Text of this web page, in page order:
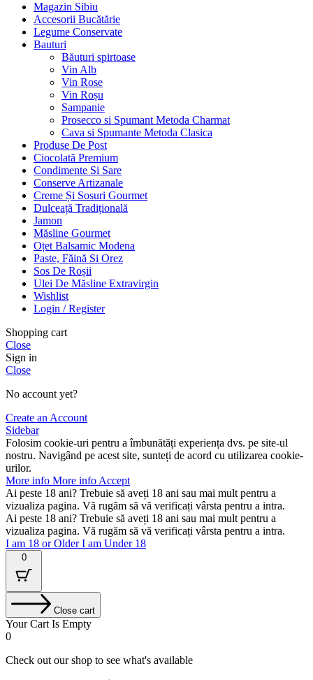
Magazin Sibiu
Accesorii Bucătărie
Legume Conservate
Bauturi
Băuturi spirtoase
Vin Alb
Vin Rose
Vin Roșu
Sampanie
Prosecco si Spumant Metoda Charmat
Cava si Spumante Metoda Clasica
Produse De Post
Ciocolată Premium
Condimente Si Sare
Conserve Artizanale
Creme Și Sosuri Gourmet
Dulceață Tradițională
Jamon
Măsline Gourmet
Oțet Balsamic Modena
Paste, Făină Si Orez
Sos De Roșii
Ulei De Măsline Extravirgin
Wishlist
Login / Register
Shopping cart
Close
Sign in
Close
No account yet?
Create an Account
Sidebar
Folosim cookie-uri pentru a îmbunătăți experiența dvs. pe site-ul
nostru. Navigând pe acest site, sunteți de acord cu utilizarea cookie-
urilor.
More info More info Accept
Ai peste 18 ani? Trebuie să aveți 18 ani sau mai mult pentru a
vizualiza pagina. Vă rugăm să vă verificați vârsta pentru a intra.
Ai peste 18 ani? Trebuie să aveți 18 ani sau mai mult pentru a
vizualiza pagina. Vă rugăm să vă verificați vârsta pentru a intra.
I am 18 or OlderI am Under 18
0
Close cart
Your Cart Is Empty
0
Check out our shop to see what's available